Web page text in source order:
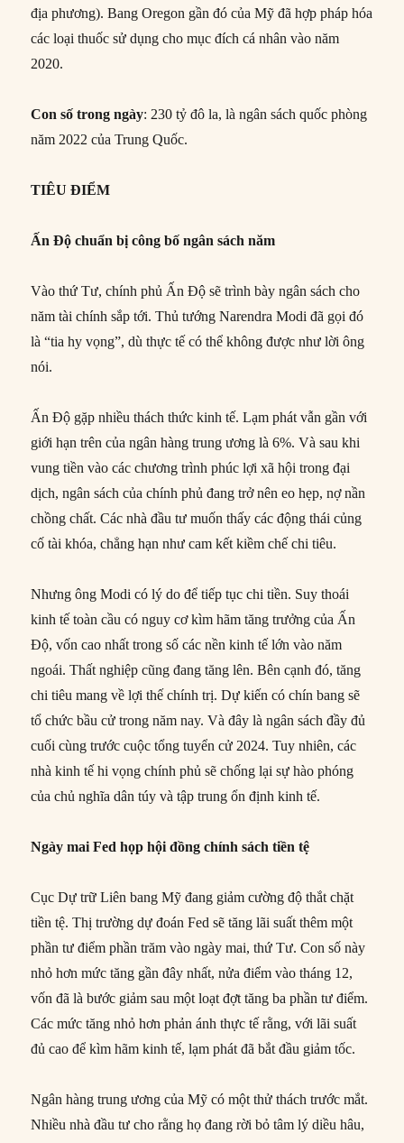
địa phương). Bang Oregon gần đó của Mỹ đã hợp pháp hóa
các loại thuốc sử dụng cho mục đích cá nhân vào năm
2020.
Con số trong ngày: 230 tỷ đô la, là ngân sách quốc phòng
năm 2022 của Trung Quốc.
TIÊU ĐIỂM
Ấn Độ chuẩn bị công bố ngân sách năm
Vào thứ Tư, chính phủ Ấn Độ sẽ trình bày ngân sách cho
năm tài chính sắp tới. Thủ tướng Narendra Modi đã gọi đó
là “tia hy vọng”, dù thực tế có thể không được như lời ông
nói.
Ấn Độ gặp nhiều thách thức kinh tế. Lạm phát vẫn gần với
giới hạn trên của ngân hàng trung ương là 6%. Và sau khi
vung tiền vào các chương trình phúc lợi xã hội trong đại
dịch, ngân sách của chính phủ đang trở nên eo hẹp, nợ nần
chồng chất. Các nhà đầu tư muốn thấy các động thái củng
cố tài khóa, chẳng hạn như cam kết kiềm chế chi tiêu.
Nhưng ông Modi có lý do để tiếp tục chi tiền. Suy thoái
kinh tế toàn cầu có nguy cơ kìm hãm tăng trưởng của Ấn
Độ, vốn cao nhất trong số các nền kinh tế lớn vào năm
ngoái. Thất nghiệp cũng đang tăng lên. Bên cạnh đó, tăng
chi tiêu mang về lợi thế chính trị. Dự kiến có chín bang sẽ
tổ chức bầu cử trong năm nay. Và đây là ngân sách đầy đủ
cuối cùng trước cuộc tổng tuyển cử 2024. Tuy nhiên, các
nhà kinh tế hi vọng chính phủ sẽ chống lại sự hào phóng
của chủ nghĩa dân túy và tập trung ổn định kinh tế.
Ngày mai Fed họp hội đồng chính sách tiền tệ
Cục Dự trữ Liên bang Mỹ đang giảm cường độ thắt chặt
tiền tệ. Thị trường dự đoán Fed ​​sẽ tăng lãi suất thêm một
phần tư điểm phần trăm vào ngày mai, thứ Tư. Con số này
nhỏ hơn mức tăng gần đây nhất, nửa điểm vào tháng 12,
vốn đã là bước giảm sau một loạt đợt tăng ba phần tư điểm.
Các mức tăng nhỏ hơn phản ánh thực tế rằng, với lãi suất
đủ cao để kìm hãm kinh tế, lạm phát đã bắt đầu giảm tốc.
Ngân hàng trung ương của Mỹ có một thử thách trước mắt.
Nhiều nhà đầu tư cho rằng họ đang rời bỏ tâm lý diều hâu,